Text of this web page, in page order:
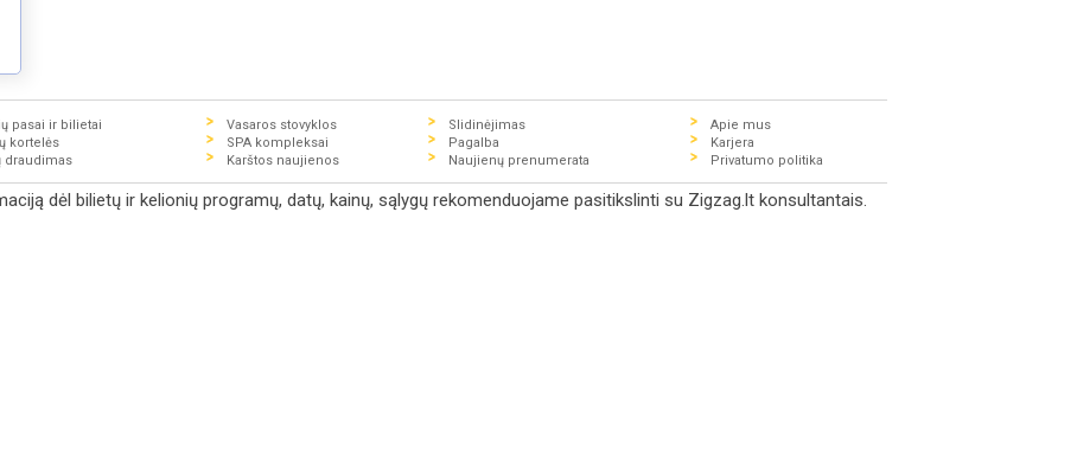
pasai ir bilietai
kortelės
draudimas
Vasaros stovyklos
SPA kompleksai
Karštos naujienos
Slidinėjimas
Pagalba
Naujienų prenumerata
Apie mus
Karjera
Privatumo politika
dėl bilietų ir kelionių programų, datų, kainų, sąlygų rekomenduojame pasitikslinti su Zigzag.lt konsultantais.